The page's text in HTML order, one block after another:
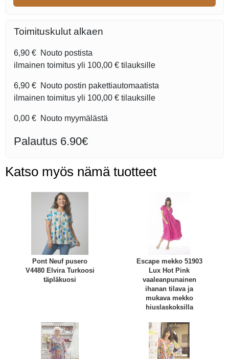
Toimituskulut alkaen
6,90 € Nouto postista
ilmainen toimitus yli 100,00 € tilauksille
6,90 € Nouto postin pakettiautomaatista
ilmainen toimitus yli 100,00 € tilauksille
0,00 € Nouto myymälästä
Palautus 6.90€
Katso myös nämä tuotteet
Pont Neuf pusero
V4480 Elvira Turkoosi
täpläkuosi
Escape mekko 51903
Lux Hot Pink
vaaleanpunainen
ihanan tilava ja
mukava mekko
hiuslaskoksilla